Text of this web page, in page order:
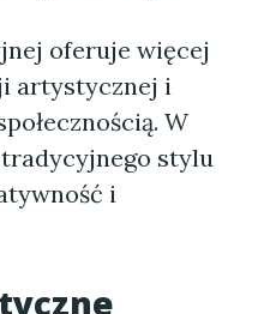
oferuje więcej
artystycznej i
W
stylu
i